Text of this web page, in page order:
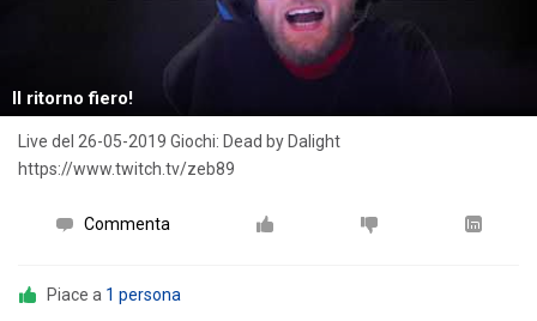
Il ritorno fiero!
Live del 26-05-2019 Giochi: Dead by Dalight
https://www.twitch.tv/zeb89
Commenta
Piace a 1 persona